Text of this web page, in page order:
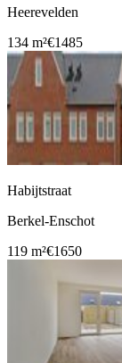
Heerevelden
134 m²€1485
Habijtstraat
Berkel-Enschot
119 m²€1650